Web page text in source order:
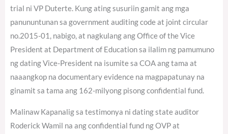
trial ni VP Duterte. Kung ating susuriin gamit ang mga
panununtunan sa government auditing code at joint circular
no.2015-01, nabigo, at nagkulang ang Office of the Vice
President at Department of Education sa ilalim ng pamumuno
ng dating Vice-President na isumite sa COA ang tama at
naaangkop na documentary evidence na magpapatunay na
ginamit sa tama ang 162-milyong pisong confidential fund.
Malinaw Kapanalig sa testimonya ni dating state auditor
Roderick Wamil na ang confidential fund ng OVP at